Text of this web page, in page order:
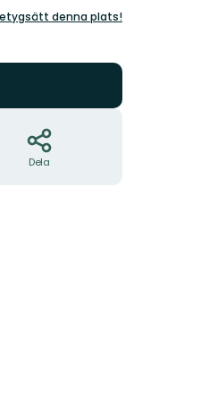
denna plats!
Dela